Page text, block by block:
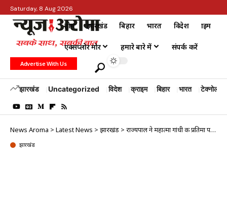
Saturday, 8 Aug 2026
होम झारखंड बिहार भारत विदेश क्राइम
एक्सप्लोर मोर हमारे बारे में संपर्क करें
Advertise With Us
झारखंड Uncategorized विदेश क्राइम बिहार भारत टेक्नोलॉजी
News Aroma > Latest News > झारखंड > राज्यपाल ने महात्मा गांधी की प्रतिमा पर माल्यार्पण कर दी श्रद्धांजलि
झारखंड